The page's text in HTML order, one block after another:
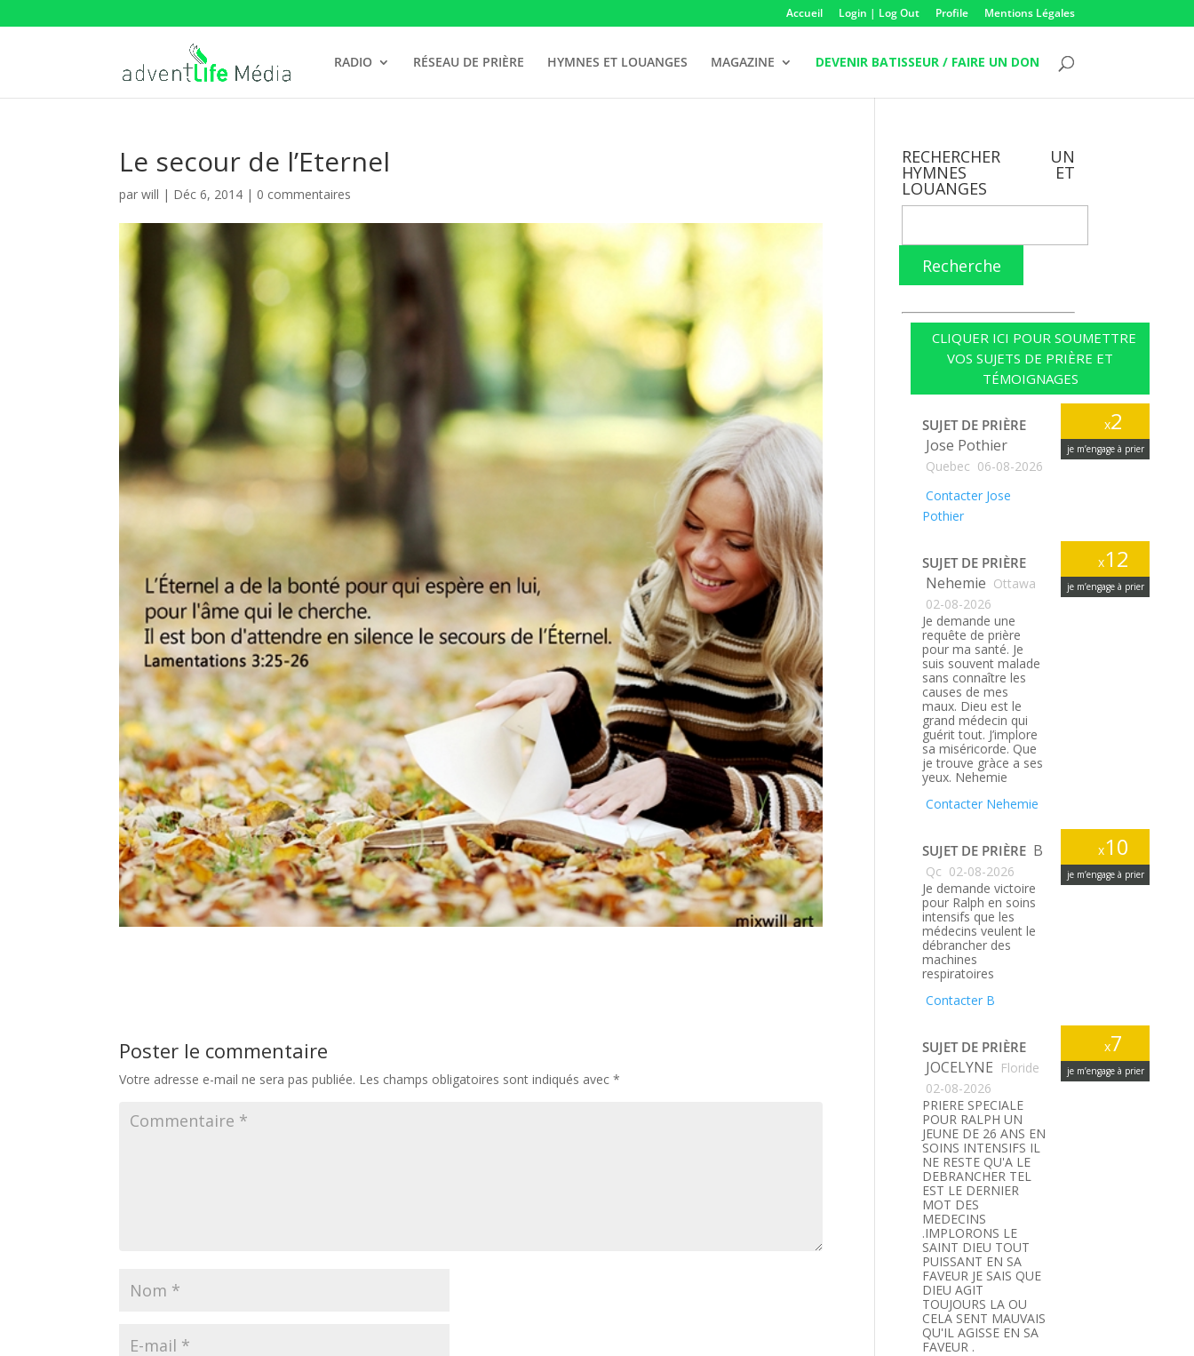
Accueil Login | Log Out Profile Mentions Légales
RADIO RÉSEAU DE PRIÈRE HYMNES ET LOUANGES MAGAZINE DEVENIR BATISSEUR / FAIRE UN DON
Le secour de l’Eternel
parwill | Déc 6, 2014 | 0 commentaires
Poster le commentaire
Votre adresse e-mail ne sera pas publiée. Les champs obligatoires sont indiqués avec*
RECHERCHER UN
HYMNES ET
LOUANGES
Recherche
CLIQUER ICI POUR SOUMETTRE
VOS SUJETS DE PRIÈRE ET
TÉMOIGNAGES
x2
je m’engage à prier
SUJET DE PRIÈRE
Jose Pothier
Quebec 06-08-2026
Contacter Jose
Pothier
x12
je m’engage à prier
SUJET DE PRIÈRE
Nehemie Ottawa
02-08-2026
Je demande une
requête de prière
pour ma santé. Je
suis souvent malade
sans connaître les
causes de mes
maux. Dieu est le
grand médecin qui
guérit tout. J’implore
sa miséricorde. Que
je trouve gràce a ses
yeux. Nehemie
Contacter Nehemie
x10
je m’engage à prier
SUJET DE PRIÈRE B
Qc 02-08-2026
Je demande victoire
pour Ralph en soins
intensifs que les
médecins veulent le
débrancher des
machines
respiratoires
Contacter B
x7
je m’engage à prier
SUJET DE PRIÈRE
JOCELYNE Floride
02-08-2026
PRIERE SPECIALE
POUR RALPH UN
JEUNE DE 26 ANS EN
SOINS INTENSIFS IL
NE RESTE QU'A LE
DEBRANCHER TEL
EST LE DERNIER
MOT DES
MEDECINS
.IMPLORONS LE
SAINT DIEU TOUT
PUISSANT EN SA
FAVEUR JE SAIS QUE
DIEU AGIT
TOUJOURS LA OU
CELA SENT MAUVAIS
QU'IL AGISSE EN SA
FAVEUR .